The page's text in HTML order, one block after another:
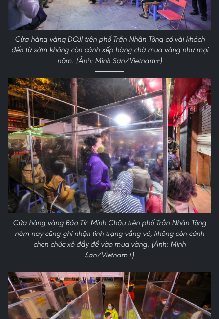
Cửa hàng vàng DOJI trên phố Trần Nhân Tông có vài khách
đến từ sớm không còn cảnh xếp hàng chờ mua vàng như mọi
năm. (Ảnh: Minh Sơn/Vietnam+)
Cửa hàng vàng Bảo Tín Minh Châu trên phố Trần Nhân Tông
năm nay cũng ghi nhận tình trạng vắng vẻ, không còn cảnh
chen chúc xô đẩy để vào mua vàng. (Ảnh: Minh
Sơn/Vietnam+)